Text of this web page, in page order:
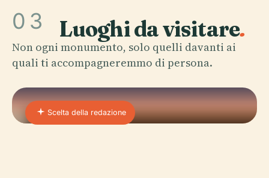
03 Luoghi da visitare.
Non ogni monumento, solo quelli davanti ai
quali ti accompagneremmo di persona.
Scelta della redazione